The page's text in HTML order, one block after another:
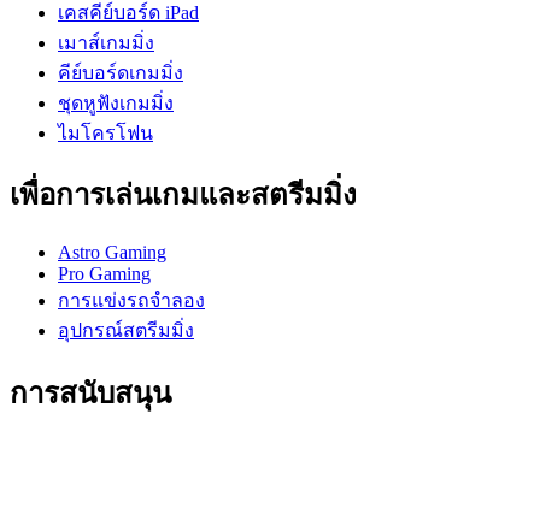
เคสคีย์บอร์ด iPad
เมาส์เกมมิ่ง
คีย์บอร์ดเกมมิ่ง
ชุดหูฟังเกมมิ่ง
ไมโครโฟน
เพื่อการเล่นเกมและสตรีมมิ่ง
Astro Gaming
Pro Gaming
การแข่งรถจำลอง
อุปกรณ์สตรีมมิ่ง
การสนับสนุน